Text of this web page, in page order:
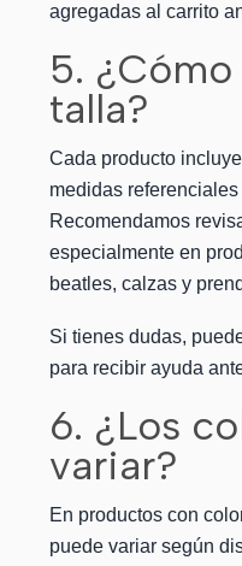
agregadas al carrito
5.
talla?
Cada producto
medidas
Recomendamos
especialmente en
beatles, calzas y
Si tienes dudas,
para recibir ayuda
6. ¿Los
variar?
En productos con
puede variar según